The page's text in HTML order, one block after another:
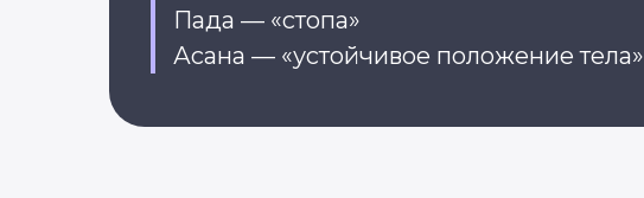
Пада — «стопа»
Асана — «устойчивое положение тела»